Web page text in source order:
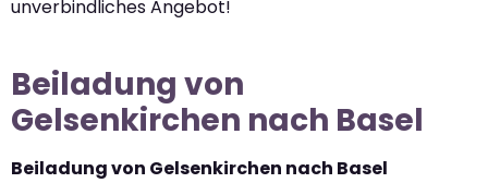
unverbindliches Angebot!
Beiladung von
Gelsenkirchen nach Basel
Beiladung von Gelsenkirchen nach Basel